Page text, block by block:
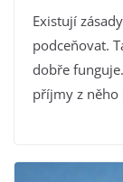
Existují
podceňovat.
dobře
příjmy z něho